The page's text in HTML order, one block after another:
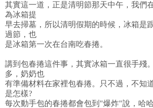
其實這一道，正是清明節那天中午，我們
為冰箱提
早去掃墓，所以清明假期的時候，冰箱是
過節，也
是冰箱第一次在台南吃春捲。
講到包春捲這件事，其實冰箱一直很手殘
多，奶奶也
有準備材料在家裡包春捲。只不過，不知
是怎樣?
每次動手包的春捲都會包到"爆炸"說，哈